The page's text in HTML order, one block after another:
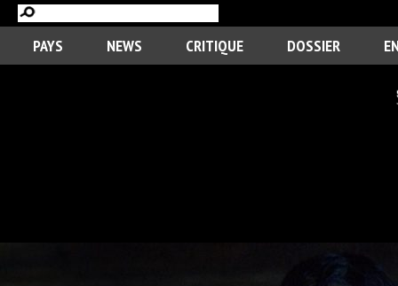
PAYS NEWS CRITIQUE DOSSIER